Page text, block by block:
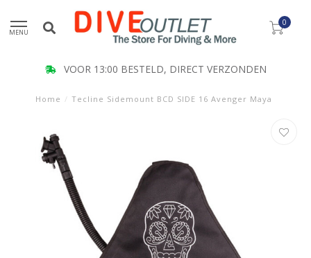
MENU
0
VOOR 13:00 BESTELD, DIRECT VERZONDEN
Home / Tecline Sidemount BCD SIDE 16 Avenger Maya